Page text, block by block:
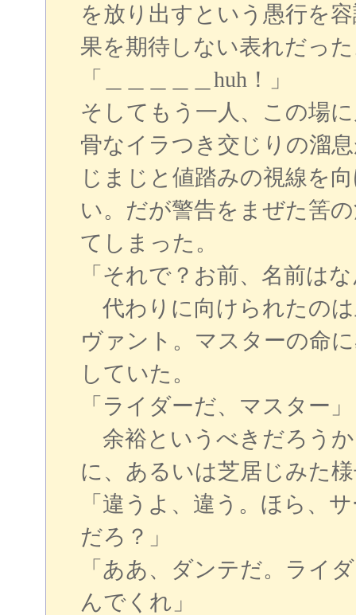
を放り出すという愚行を
果を期待しない表れだっ
「＿＿＿＿＿huh！」
そしてもう一人、この場
骨なイラつき交じりの溜
じまじと値踏みの視線を
い。だが警告をまぜた筈
てしまった。
「それで？お前、名前は
代わりに向けられたの
ヴァント。マスターの命
していた。
「ライダーだ、マスター」
余裕というべきだろう
に、あるいは芝居じみた
「違うよ、違う。ほら、
だろ？」
「ああ、ダンテだ。ライ
んでくれ」